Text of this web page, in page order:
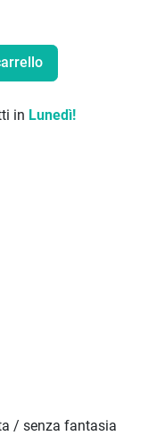
in Lunedì!
/ senza fantasia